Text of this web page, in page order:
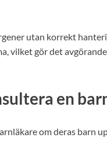
utan korrekt
vilket gör det
en
om deras barn